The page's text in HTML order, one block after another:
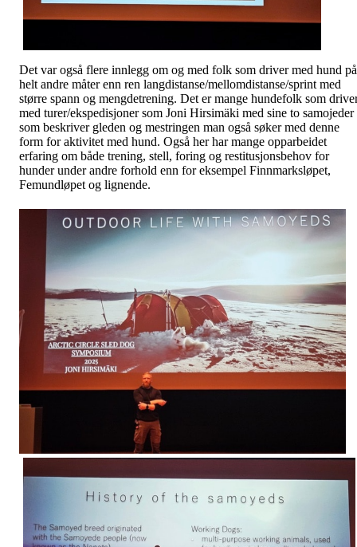
Det var også flere innlegg om og med folk som driver med hund på
helt andre måter enn ren langdistanse/mellomdistanse/sprint med
større spann og mengdetrening. Det er mange hundefolk som
med turer/ekspedisjoner som Joni Hirsimäki med sine to samojeder
som beskriver gleden og mestringen man også søker med denne
form for aktivitet med hund. Også her har mange opparbeidet
erfaring om både trening, stell, foring og restitusjonsbehov for
hunder under andre forhold enn for eksempel Finnmarksløpet,
Femundløpet og lignende.